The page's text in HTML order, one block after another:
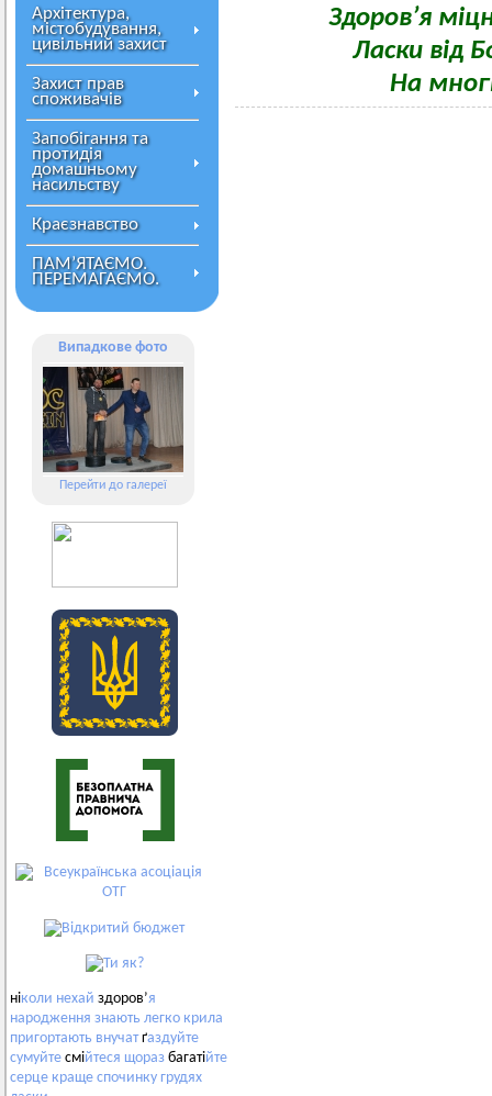
Архітектура,
містобудування,
цивільний захист
Захист прав
споживачів
Запобігання та
протидія
домашньому
насильству
Краєзнавство
ПАМ’ЯТАЄМО.
ПЕРЕМАГАЄМО.
Випадкове фото
Перейти до галереї
ніколи нехай здоров’я
народження знають легко крила
пригортають внучатґаздуйте
сумуйте смійтеся щораз багатійте
серце краще спочинку грудях
Здоров’я
Ласки від
На